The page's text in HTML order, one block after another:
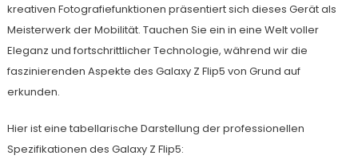
kreativen Fotografiefunktionen präsentiert sich dieses Gerät als
Meisterwerk der Mobilität. Tauchen Sie ein in eine Welt voller
Eleganz und fortschrittlicher Technologie, während wir die
faszinierenden Aspekte des Galaxy Z Flip5 von Grund auf
erkunden.
Hier ist eine tabellarische Darstellung der professionellen
Spezifikationen des Galaxy Z Flip5: